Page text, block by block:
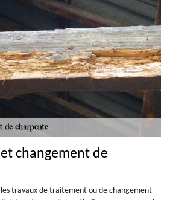
changement de
travaux de traitement ou de changement